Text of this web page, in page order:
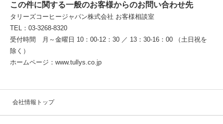
この件に関する一般のお客様からのお問い合わせ先
タリーズコーヒージャパン株式会社 お客様相談室
TEL：03-3268-8320
受付時間 月～金曜日 10：00-12：30 ／ 13：30-16：00 （土日祝を
除く）
ホームページ：www.tullys.co.jp
会社情報トップ